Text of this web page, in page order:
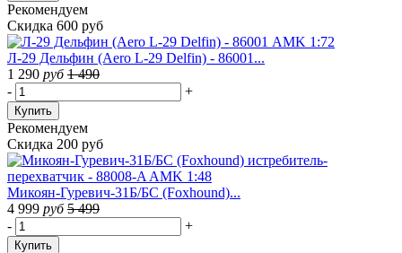
Рекомендуем
Скидка 600 руб
Л-29 Дельфин (Aero L-29 Delfin) - 86001...
1 290 руб 1 490
-
+
Купить
Рекомендуем
Скидка 200 руб
Микоян-Гуревич-31Б/БС (Foxhound)...
4 999 руб 5 499
-
+
Купить